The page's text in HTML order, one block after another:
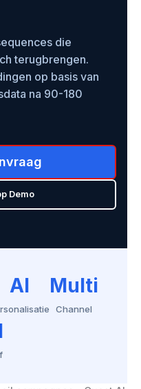
die
terugbrengen.
op basis van
na 90-180
Demo
AI Multi
Channel